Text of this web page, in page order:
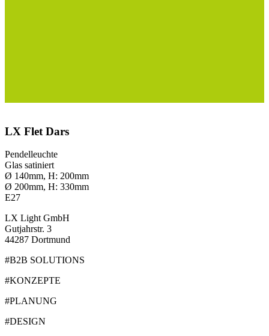
LX Flet Dars
Pendelleuchte
Glas satiniert
Ø 140mm, H: 200mm
Ø 200mm, H: 330mm
E27
LX Light GmbH
Gutjahrstr. 3
44287 Dortmund
#B2B SOLUTIONS
#KONZEPTE
#PLANUNG
#DESIGN